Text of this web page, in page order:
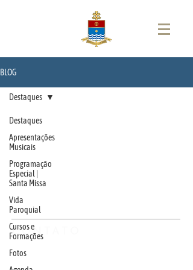
BLOG
Destaques
Apresentações
Musicais
Programação
Especial |
Santa Missa
Vida
Paroquial
Cursos e
Formações
Fotos
Destaques
LOCALIZAÇÃO
CONTATO
102